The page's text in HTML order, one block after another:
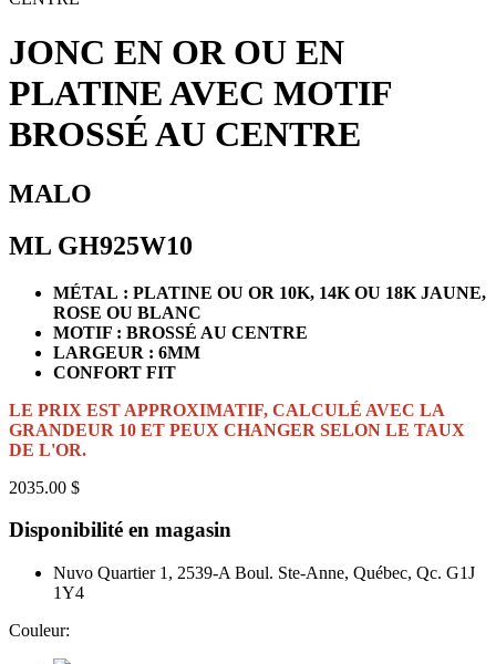
JONC EN OR OU EN
PLATINE AVEC MOTIF
BROSSÉ AU CENTRE
MALO
ML GH925W10
MÉTAL : PLATINE OU OR 10K, 14K OU 18K JAUNE,
ROSE OU BLANC
MOTIF : BROSSÉ AU CENTRE
LARGEUR : 6MM
CONFORT FIT
LE PRIX EST APPROXIMATIF, CALCULÉ AVEC LA
GRANDEUR 10 ET PEUX CHANGER SELON LE TAUX
DE L'OR.
2035.00 $
Disponibilité en magasin
Nuvo Quartier 1, 2539-A Boul. Ste-Anne, Québec, Qc. G1J
1Y4
Couleur: